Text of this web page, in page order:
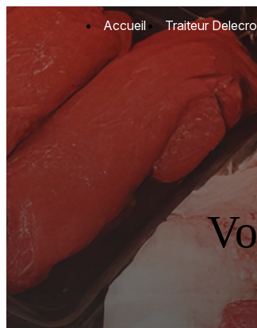
Accueil Traiteur
Panneau de gestion des cookies